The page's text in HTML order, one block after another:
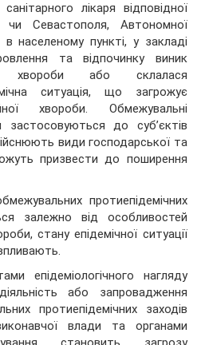
лікаря відповідної
чи Севастополя, Автономної
населеному пункті, у закладі
та відпочинку виник
хвороби або склалася
ситуація, що загрожує
хвороби. Обмежувальні
застосовуються до суб’єктів
види господарської та
призвести до поширення
протиепідемічних
залежно від особливостей
стану епідемічної ситуації
епідеміологічного нагляду
або запровадження
протиепідемічних заходів
влади та органами